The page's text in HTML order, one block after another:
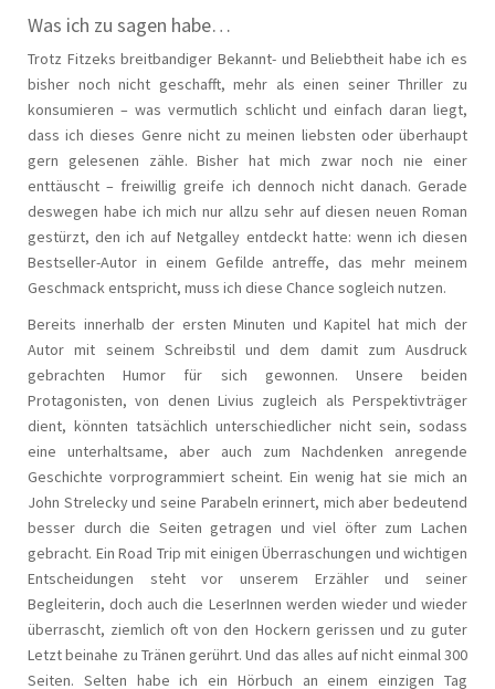
Was ich zu sagen habe…
Trotz Fitzeks breitbandiger Bekannt- und Beliebtheit habe ich es
bisher noch nicht geschafft, mehr als einen seiner Thriller zu
konsumieren – was vermutlich schlicht und einfach daran liegt,
dass ich dieses Genre nicht zu meinen liebsten oder überhaupt
gern gelesenen zähle. Bisher hat mich zwar noch nie einer
enttäuscht – freiwillig greife ich dennoch nicht danach. Gerade
deswegen habe ich mich nur allzu sehr auf diesen neuen Roman
gestürzt, den ich auf Netgalley entdeckt hatte: wenn ich diesen
Bestseller-Autor in einem Gefilde antreffe, das mehr meinem
Geschmack entspricht, muss ich diese Chance sogleich nutzen.
Bereits innerhalb der ersten Minuten und Kapitel hat mich der
Autor mit seinem Schreibstil und dem damit zum Ausdruck
gebrachten Humor für sich gewonnen. Unsere beiden
Protagonisten, von denen Livius zugleich als Perspektivträger
dient, könnten tatsächlich unterschiedlicher nicht sein, sodass
eine unterhaltsame, aber auch zum Nachdenken anregende
Geschichte vorprogrammiert scheint. Ein wenig hat sie mich an
John Strelecky und seine Parabeln erinnert, mich aber bedeutend
besser durch die Seiten getragen und viel öfter zum Lachen
gebracht. Ein Road Trip mit einigen Überraschungen und wichtigen
Entscheidungen steht vor unserem Erzähler und seiner
Begleiterin, doch auch die LeserInnen werden wieder und wieder
überrascht, ziemlich oft von den Hockern gerissen und zu guter
Letzt beinahe zu Tränen gerührt. Und das alles auf nicht einmal 300
Seiten. Selten habe ich ein Hörbuch an einem einzigen Tag